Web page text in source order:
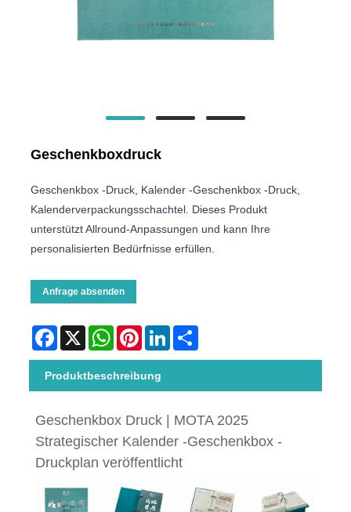
Geschenkboxdruck
Geschenkbox -Druck, Kalender -Geschenkbox -Druck,
Kalenderverpackungsschachtel. Dieses Produkt
unterstützt Allround-Anpassungen und kann Ihre
personalisierten Bedürfnisse erfüllen.
Anfrage absenden
Facebook
X WhatsAppPinterestLinkedIn
Produktbeschreibung
Geschenkbox Druck | MOTA 2025
Strategischer Kalender -Geschenkbox -
Druckplan veröffentlicht